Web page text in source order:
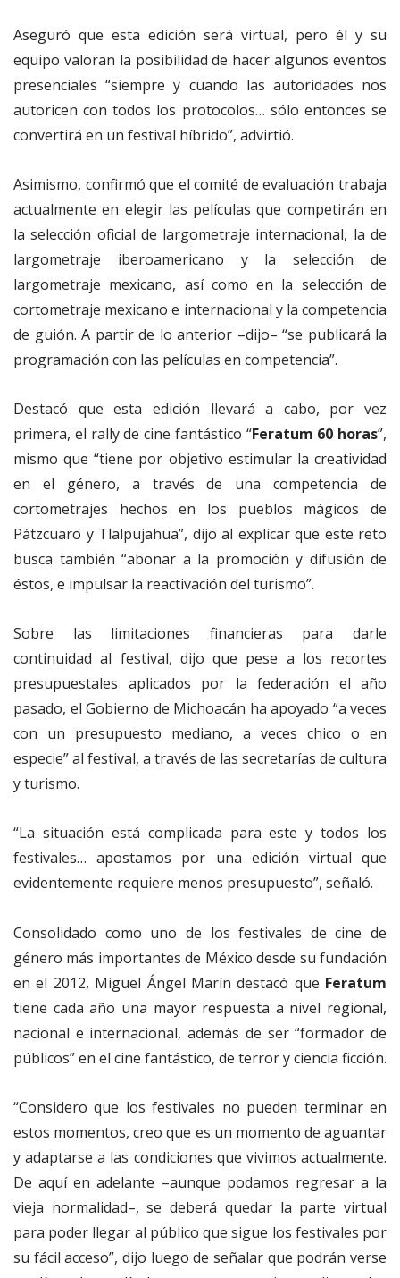
Aseguró que esta edición será virtual, pero él y su
equipo valoran la posibilidad de hacer algunos eventos
presenciales “siempre y cuando las autoridades nos
autoricen con todos los protocolos… sólo entonces se
convertirá en un festival híbrido”, advirtió.
Asimismo, confirmó que el comité de evaluación trabaja
actualmente en elegir las películas que competirán en
la selección oficial de largometraje internacional, la de
largometraje iberoamericano y la selección de
largometraje mexicano, así como en la selección de
cortometraje mexicano e internacional y la competencia
de guión. A partir de lo anterior –dijo– “se publicará la
programación con las películas en competencia”.
Destacó que esta edición llevará a cabo, por vez
primera, el rally de cine fantástico “Feratum 60 horas”,
mismo que “tiene por objetivo estimular la creatividad
en el género, a través de una competencia de
cortometrajes hechos en los pueblos mágicos de
Pátzcuaro y Tlalpujahua”, dijo al explicar que este reto
busca también “abonar a la promoción y difusión de
éstos, e impulsar la reactivación del turismo”.
Sobre las limitaciones financieras para darle
continuidad al festival, dijo que pese a los recortes
presupuestales aplicados por la federación el año
pasado, el Gobierno de Michoacán ha apoyado “a veces
con un presupuesto mediano, a veces chico o en
especie” al festival, a través de las secretarías de cultura
y turismo.
“La situación está complicada para este y todos los
festivales… apostamos por una edición virtual que
evidentemente requiere menos presupuesto”, señaló.
Consolidado como uno de los festivales de cine de
género más importantes de México desde su fundación
en el 2012, Miguel Ángel Marín destacó que Feratum
tiene cada año una mayor respuesta a nivel regional,
nacional e internacional, además de ser “formador de
públicos” en el cine fantástico, de terror y ciencia ficción.
“Considero que los festivales no pueden terminar en
estos momentos, creo que es un momento de aguantar
y adaptarse a las condiciones que vivimos actualmente.
De aquí en adelante –aunque podamos regresar a la
vieja normalidad–, se deberá quedar la parte virtual
para poder llegar al público que sigue los festivales por
su fácil acceso”, dijo luego de señalar que podrán verse